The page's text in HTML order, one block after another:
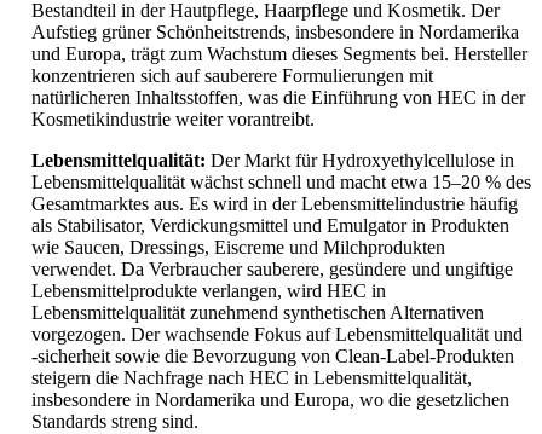
Bestandteil in der Hautpflege, Haarpflege und Kosmetik. Der
Aufstieg grüner Schönheitstrends, insbesondere in Nordamerika
und Europa, trägt zum Wachstum dieses Segments bei. Hersteller
konzentrieren sich auf sauberere Formulierungen mit
natürlicheren Inhaltsstoffen, was die Einführung von HEC in der
Kosmetikindustrie weiter vorantreibt.
Lebensmittelqualität: Der Markt für Hydroxyethylcellulose in
Lebensmittelqualität wächst schnell und macht etwa 15–20 % des
Gesamtmarktes aus. Es wird in der Lebensmittelindustrie häufig
als Stabilisator, Verdickungsmittel und Emulgator in Produkten
wie Saucen, Dressings, Eiscreme und Milchprodukten
verwendet. Da Verbraucher sauberere, gesündere und ungiftige
Lebensmittelprodukte verlangen, wird HEC in
Lebensmittelqualität zunehmend synthetischen Alternativen
vorgezogen. Der wachsende Fokus auf Lebensmittelqualität und
-sicherheit sowie die Bevorzugung von Clean-Label-Produkten
steigern die Nachfrage nach HEC in Lebensmittelqualität,
insbesondere in Nordamerika und Europa, wo die gesetzlichen
Standards streng sind.